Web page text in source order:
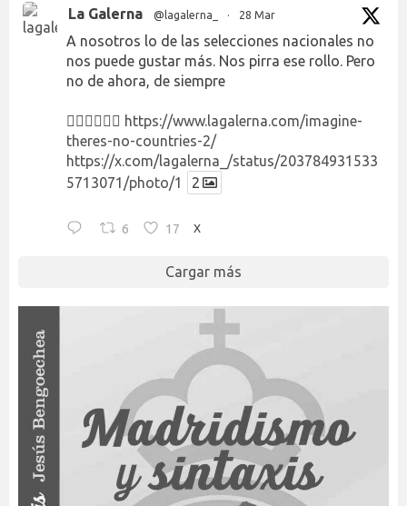
La Galerna @lagalerna_ · 28 Mar
A nosotros lo de las selecciones nacionales no
nos puede gustar más. Nos pirra ese rollo. Pero
no de ahora, de siempre
👉🏻👉🏻👉🏻 https://www.lagalerna.com/imagine-
theres-no-countries-2/
https://x.com/lagalerna_/status/203784931533
5713071/photo/1
2
6 17 X
Cargar más